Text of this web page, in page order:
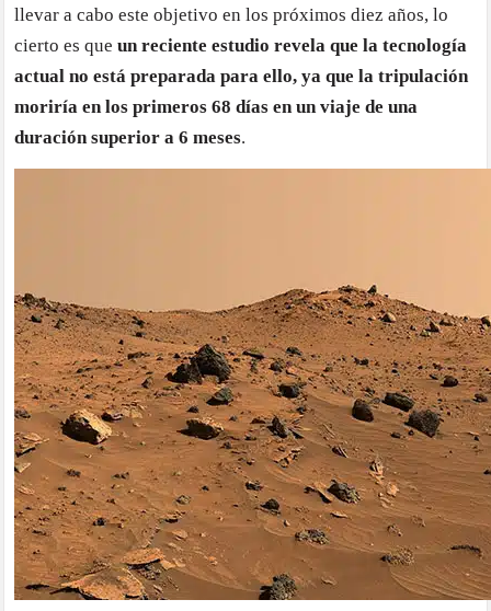
la
actual
llevar a cabo este objetivo en los próximos diez años, lo
cierto es que un reciente estudio revela que la tecnología
actual no está preparada para ello, ya que la tripulación
moriría en los primeros 68 días en un viaje de una
duración superior a 6 meses.